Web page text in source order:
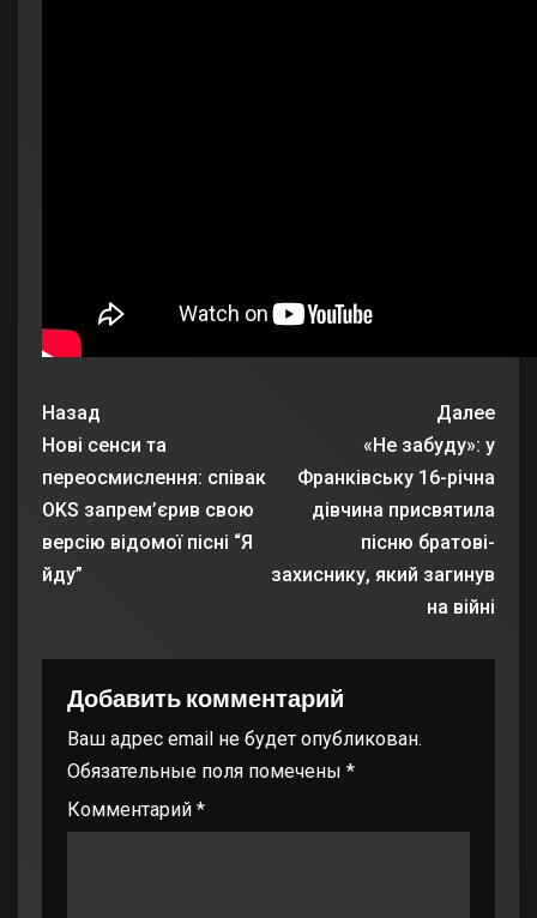
Назад
Нові сенси та
переосмислення: співак
OKS запрем’єрив свою
версію відомої пісні “Я
йду”
Далее
«Не забуду»: у
Франківську 16-річна
дівчина присвятила
пісню братові-
захиснику, який загинув
на війні
Добавить комментарий
Ваш адрес email не будет опубликован.
Обязательные поля помечены *
Комментарий *